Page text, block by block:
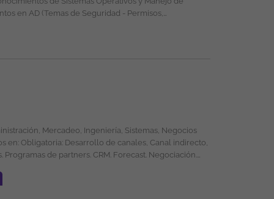
exclusiva de ticjob.co